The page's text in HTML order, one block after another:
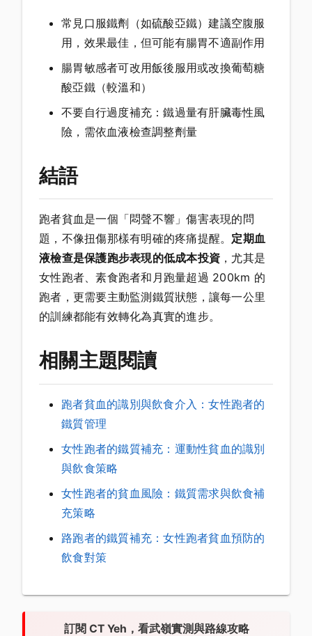
常見口服鐵劑（如硫酸亞鐵）建議空腹服
用，效果最佳，但可能有腸胃不適副作用
腸胃敏感者可改用飯後服用或改換葡萄糖
酸亞鐵（較溫和）
不要自行過度補充：鐵過量有肝臟毒性風
險，需依血液檢查調整劑量
結語
跑者貧血是一個「悶聲不響」傷害表現的問
題，不像扭傷那樣有明確的疼痛提醒。 定期血
液檢查是保護跑步表現的低成本投資 ，尤其是
女性跑者、素食跑者和月跑量超過 200km 的
跑者，更需要主動監測鐵質狀態，讓每一公里
的訓練都能有效轉化為真實的進步。
相關主題閱讀
跑者貧血的識別與飲食介入：女性跑者的
鐵質管理
女性跑者的鐵質補充：運動性貧血的識別
與飲食策略
女性跑者的貧血風險：鐵質需求與飲食補
充策略
路跑者的鐵質補充：女性跑者貧血預防的
飲食對策
訂閱 CT Yeh，看武嶺實測與路線攻略